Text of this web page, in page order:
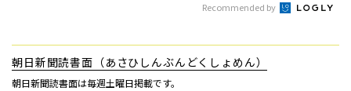
Recommended by
朝日新聞読書面（あさひしんぶんどくしょめん）
朝日新聞読書面は毎週土曜日掲載です。